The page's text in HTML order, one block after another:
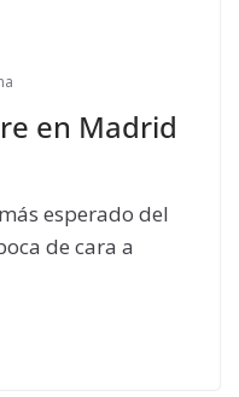
en Madrid
esperado del
de cara a